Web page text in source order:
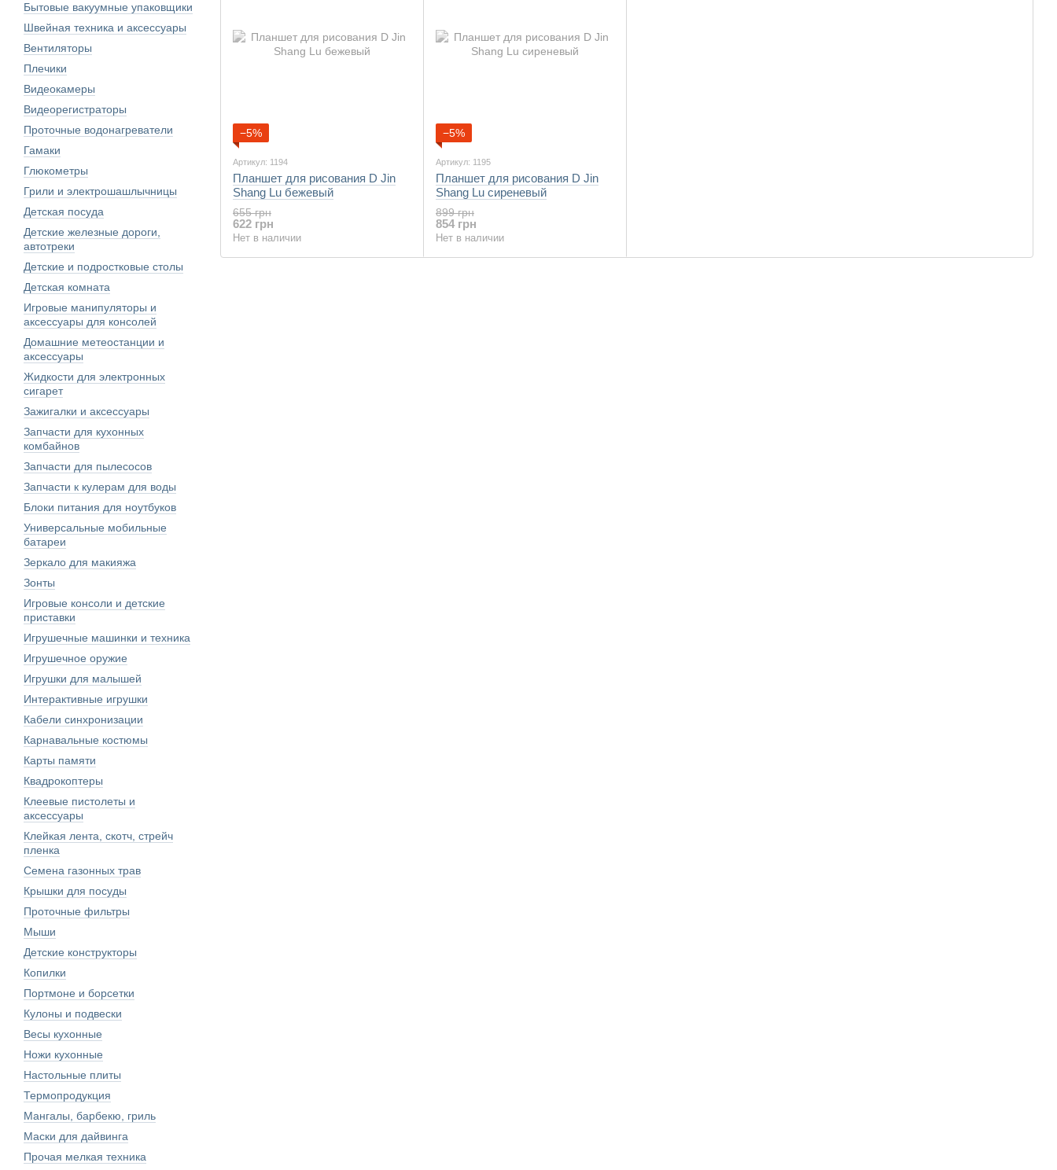
−5%
Артикул: 1194
Планшет для рисования D Jin
Shang Lu бежевый
655 грн
622 грн
Нет в наличии
−5%
Артикул: 1195
Планшет для рисования D Jin
Shang Lu сиреневый
899 грн
854 грн
Нет в наличии
Бытовые вакуумные упаковщики
Швейная техника и аксессуары
Вентиляторы
Плечики
Видеокамеры
Видеорегистраторы
Проточные водонагреватели
Гамаки
Глюкометры
Грили и электрошашлычницы
Детская посуда
Детские железные дороги,
автотреки
Детские и подростковые столы
Детская комната
Игровые манипуляторы и
аксессуары для консолей
Домашние метеостанции и
аксессуары
Жидкости для электронных
сигарет
Зажигалки и аксессуары
Запчасти для кухонных
комбайнов
Запчасти для пылесосов
Запчасти к кулерам для воды
Блоки питания для ноутбуков
Универсальные мобильные
батареи
Зеркало для макияжа
Зонты
Игровые консоли и детские
приставки
Игрушечные машинки и техника
Игрушечное оружие
Игрушки для малышей
Интерактивные игрушки
Кабели синхронизации
Карнавальные костюмы
Карты памяти
Квадрокоптеры
Клеевые пистолеты и
аксессуары
Клейкая лента, скотч, стрейч
пленка
Семена газонных трав
Крышки для посуды
Проточные фильтры
Мыши
Детские конструкторы
Копилки
Портмоне и борсетки
Кулоны и подвески
Весы кухонные
Ножи кухонные
Настольные плиты
Термопродукция
Мангалы, барбекю, гриль
Маски для дайвинга
Прочая мелкая техника